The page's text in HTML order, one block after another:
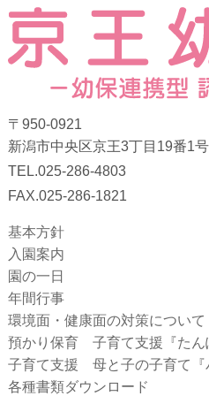
〒950-0921
新潟市中央区京王3丁目19番1号
TEL.025-286-4803
FAX.025-286-1821
基本方針
入園案内
園の一日
年間行事
環境面・健康面の対策について
預かり保育 子育て支援『たん
子育て支援 母と子の子育て『
各種書類ダウンロード